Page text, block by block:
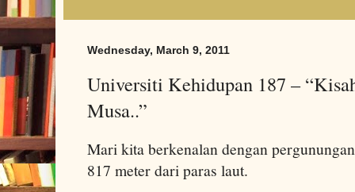
Wednesday, March 9, 2011
Universiti Kehidupan 187 –
Musa..”
Mari kita berkenalan dengan
817 meter dari paras laut.